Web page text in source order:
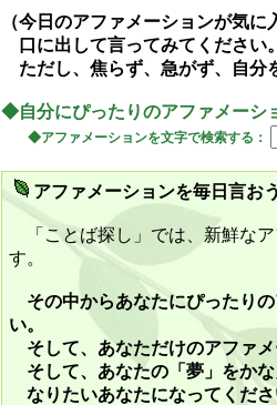
（今日のアファメーションが気
口に出して言ってみてください
ただし、焦らず、急がず、自分
◆自分にぴったりのアファメーシ
◆アファメーションを文字で検索する：
アファメーションを毎日言お
「ことば探し」では、新鮮な
す。
その中からあなたにぴったり
い。
そして、あなただけのアファ
そして、あなたの「夢」をか
なりたいあなたになってくだ